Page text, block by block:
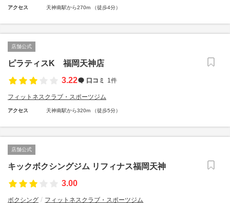
アクセス 天神南駅から270m （徒歩4分）
店舗公式
ピラティスK 福岡天神店
3.22
口コミ 1件
フィットネスクラブ・スポーツジム
アクセス 天神南駅から320m （徒歩5分）
店舗公式
キックボクシングジム リフィナス福岡天神
3.00
ボクシング フィットネスクラブ・スポーツジム